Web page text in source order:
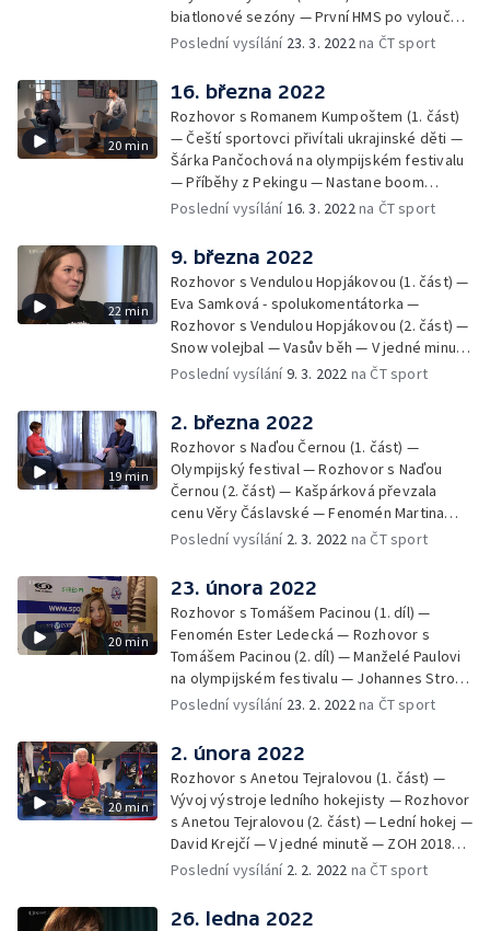
biatlonové sezóny — První HMS po vyloučení
Rusů a Bělorusů — Olympijské plány Markéty
z Pekingu
Poslední vysílání 23. 3. 2022 na ČT sport
20 min
16. března 2022
Rozhovor s Romanem Kumpoštem (1. část)
— Čeští sportovci přivítali ukrajinské děti —
Šárka Pančochová na olympijském festivalu
— Příběhy z Pekingu — Nastane boom
curlingu v Česku? — V jedné minutě
Poslední vysílání 16. 3. 2022 na ČT sport
22 min
9. března 2022
Rozhovor s Vendulou Hopjákovou (1. část) —
Eva Samková - spolukomentátorka —
Rozhovor s Vendulou Hopjákovou (2. část) —
Snow volejbal — Vasův běh — V jedné minutě
— Július Torma - 100 let od narození —
Poslední vysílání9. 3. 2022 na ČT sport
19 min
2. března 2022
Rozhovor s Naďou Černou (1. část) —
Olympijský festival — Rozhovor s Naďou
Černou (2. část) — Kašpárková převzala
cenu Věry Čáslavské — Fenomén Martina
Sáblíková — V jedné minutě — Lindsey
Poslední vysílání 2. 3. 2022 na ČT sport
20 min
23. února 2022
Rozhovor s Tomášem Pacinou (1. díl) —
Fenomén Ester Ledecká — Rozhovor s
Tomášem Pacinou (2. díl) — Manželé Paulovi
na olympijském festivalu — Johannes Strolz
— V jedné minutě — Thomas Bach ocenil
Poslední vysílání 23. 2. 2022 na ČT sport
20 min
2. února 2022
Rozhovor s Anetou Tejralovou (1. část) —
Vývoj výstroje ledního hokejisty — Rozhovor
s Anetou Tejralovou (2. část) — Lední hokej —
David Krejčí — V jedné minutě — ZOH 2018
Pchjongčchang
Poslední vysílání 2. 2. 2022 na ČT sport
26. ledna 2022